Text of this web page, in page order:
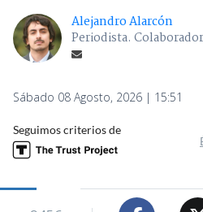
Alejandro Alarcón
Periodista.
Sábado 08 Agosto, 2026 | 15:51
Seguimos criterios de